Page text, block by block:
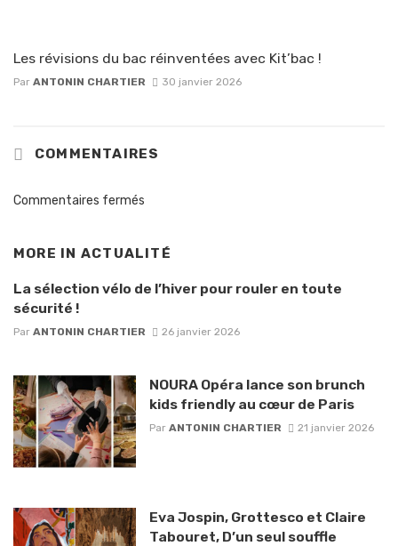
Les révisions du bac réinventées avec Kit’bac !
Par ANTONIN CHARTIER 30 janvier 2026
COMMENTAIRES
Commentaires fermés
MORE IN ACTUALITÉ
La sélection vélo de l’hiver pour rouler en toute
sécurité !
Par ANTONIN CHARTIER 26 janvier 2026
NOURA Opéra lance son brunch
kids friendly au cœur de Paris
Par ANTONIN CHARTIER 21 janvier 2026
Eva Jospin, Grottesco et Claire
Tabouret, D’un seul souffle